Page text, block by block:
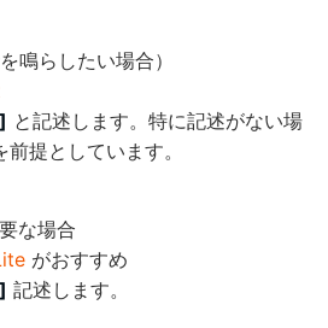
鳴らしたい場合）
と記述します。特に記述がない場
提としています。
な場合
がおすすめ
記述します。